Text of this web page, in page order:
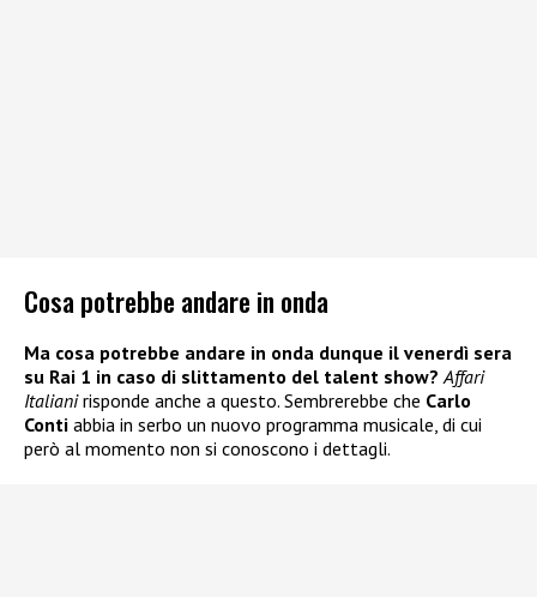
Cosa potrebbe andare in onda
Ma cosa potrebbe andare in onda dunque il venerdì sera
su Rai 1 in caso di slittamento del talent show? Affari
Italianirisponde anche a questo. Sembrerebbe che Carlo
Conti abbia in serbo un nuovo programma musicale, di cui
però al momento non si conoscono i dettagli.